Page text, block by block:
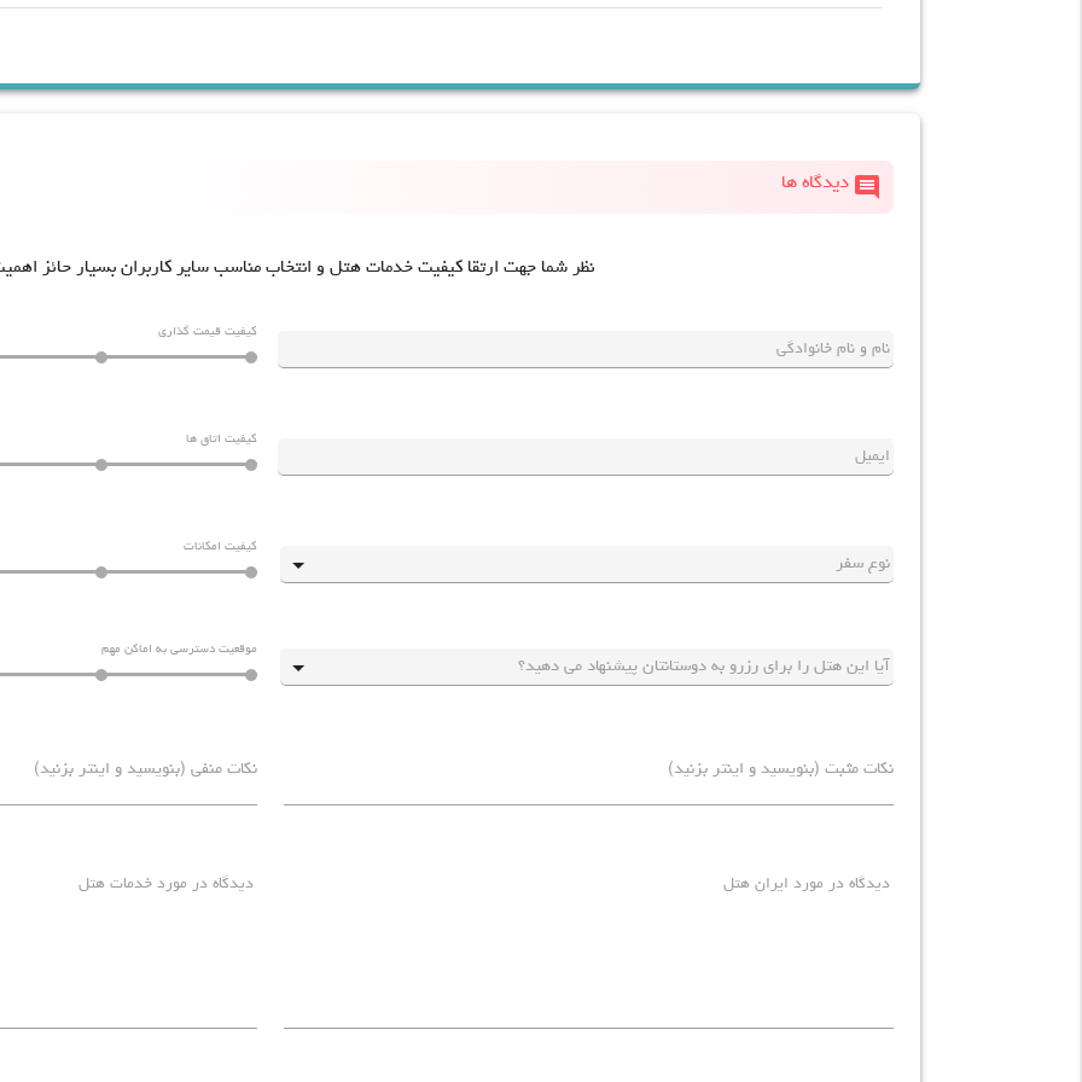
comment دیدگاه ها
نظر شما جهت ارتقا کیفیت خدمات هتل و انتخاب مناسب سایر کاربران بسیار حائز
نام و نام خانوادگی
کیفیت قیمت گذاری
ایمیل
کیفیت اتاق ها
نوع سفر
کیفیت امکانات
پیشنهاد شما
موقعیت دسترسی به اماکن مهم
دیدگاه در مورد ایران هتل دیدگاه در مورد خدمات هتل